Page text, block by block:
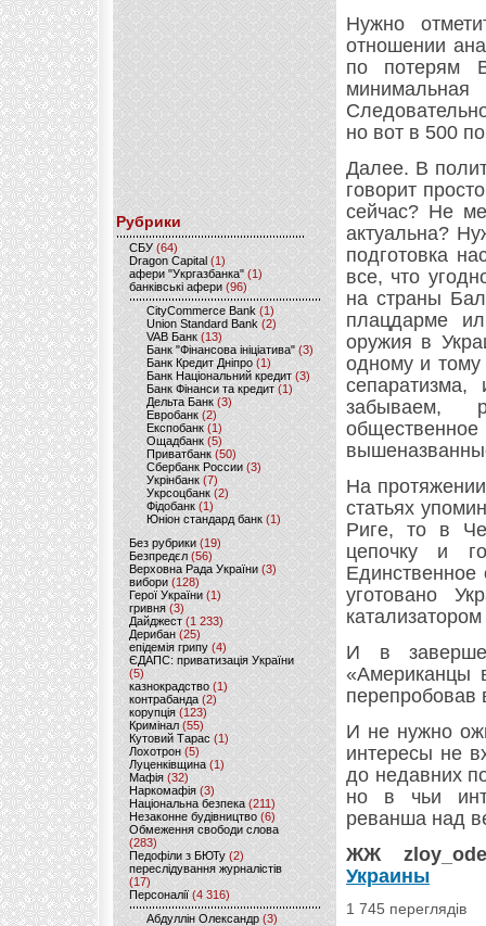
Рубрики
CБУ (64)
Dragon Capital (1)
афери "Укргазбанка" (1)
банківські афери (96)
CityCommerce Bank (1)
Union Standard Bank (2)
VAB Банк (13)
Банк "Фінансова ініціатива" (3)
Банк Кредит Дніпро (1)
Банк Національний кредит (3)
Банк Фінанси та кредит (1)
Дельта Банк (3)
Евробанк(2)
Експобанк (1)
Ощадбанк(5)
Приватбанк (50)
Сбербанк России (3)
Укрінбанк(7)
Укрсоцбанк (2)
Фідобанк (1)
Юніон стандард банк(1)
Без рубрики (19)
Безпредєл(56)
Верховна Рада України (3)
вибори(128)
Герої України(1)
гривня (3)
Дайджест (1 233)
Дерибан (25)
епідемія грипу (4)
ЄДАПС: приватизація України
(5)
казнокрадство (1)
контрабанда (2)
корупція (123)
Кримінал (55)
Кутовий Тарас (1)
Лохотрон(5)
Луценківщина (1)
Мафія (32)
Наркомафія (3)
Національна безпека (211)
Незаконне будівництво(6)
Обмеження свободи слова
(283)
Педофіли з БЮТу (2)
переслідування журналістів
(17)
Персоналії (4 316)
Абдуллін Олександр (3)
Нужно
отношении
по потерям
но вот в 500
Далее. В
говорит
сейчас? Не
актуальна?
подготовка
все, что
на страны
плацдарме
оружия в
одному и
забываем,
На
статьях
Риге, то в
цепочку и
Единственное
уготовано
И в
«Американцы
перепробовав
И не нужно
интересы не
до недавних
но в чьи
реванша над
ЖЖ
Украины
1 745 переглядів